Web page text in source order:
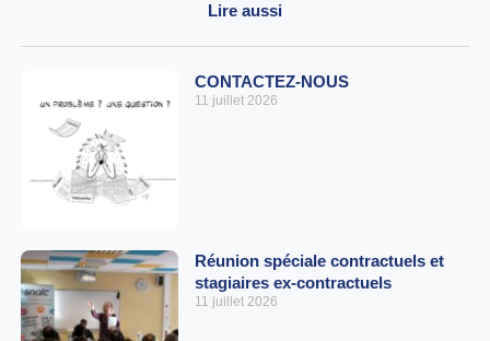
Lire aussi
CONTACTEZ-NOUS
11 juillet 2026
Réunion spéciale contractuels et
stagiaires ex-contractuels
11 juillet 2026